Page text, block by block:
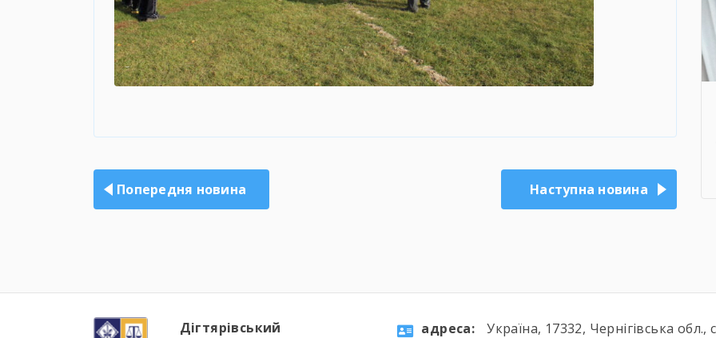
записів
Попередня новина Наступна новина
Дігтярівський
aдресa:
Україна, 17332, Чернігівська обл.,